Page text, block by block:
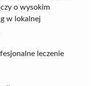
o wysokim
w lokalnej
leczenie